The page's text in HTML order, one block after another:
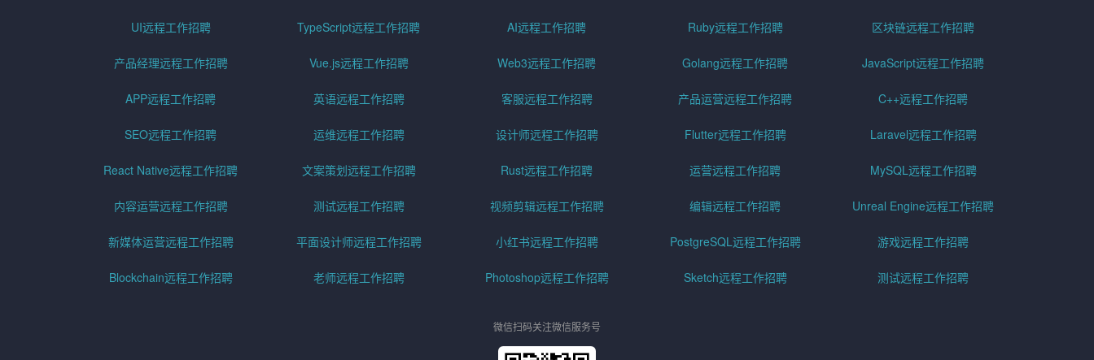
UI远程工作招聘 TypeScript远程工作招聘 AI远程工作招聘 Ruby远程工作招聘 区块链远程工作招聘
产品经理远程工作招聘 Vue.js远程工作招聘 Web3远程工作招聘 Golang远程工作招聘 JavaScript远程工作招聘
APP远程工作招聘 英语远程工作招聘 客服远程工作招聘 产品运营远程工作招聘 C++远程工作招聘
SEO远程工作招聘 运维远程工作招聘 设计师远程工作招聘 Flutter远程工作招聘 Laravel远程工作招聘
React Native远程工作招聘 文案策划远程工作招聘 Rust远程工作招聘 运营远程工作招聘 MySQL远程工作招聘
内容运营远程工作招聘 测试远程工作招聘 视频剪辑远程工作招聘 编辑远程工作招聘 Unreal Engine远程工作招聘
新媒体运营远程工作招聘 平面设计师远程工作招聘 小红书远程工作招聘 PostgreSQL远程工作招聘 游戏远程工作招聘
Blockchain远程工作招聘 老师远程工作招聘 Photoshop远程工作招聘 Sketch远程工作招聘 测试远程工作招聘
微信扫码关注微信服务号